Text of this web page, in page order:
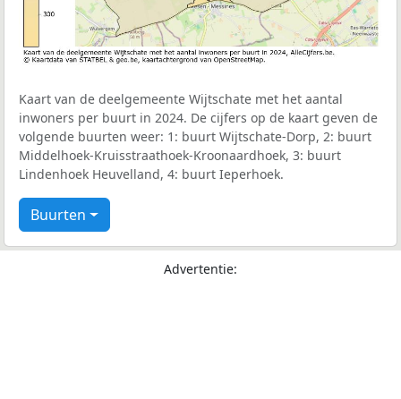
Kaart van de deelgemeente Wijtschate met het aantal
inwoners per buurt in 2024. De cijfers op de kaart geven de
volgende buurten weer: 1: buurt Wijtschate-Dorp, 2: buurt
Middelhoek-Kruisstraathoek-Kroonaardhoek, 3: buurt
Lindenhoek Heuvelland, 4: buurt Ieperhoek.
Buurten
Advertentie: